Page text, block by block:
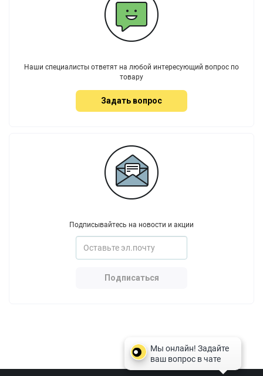
Наши специалисты ответят на любой интересующий вопрос по
товару
Задать вопрос
Подписывайтесь на новости и акции
Подписаться